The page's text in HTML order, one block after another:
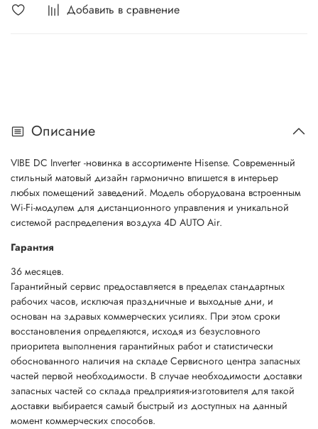
Добавить в сравнение
Описание
VIBE DC Inverter -новинка в ассортименте Hisense. Современный
стильный матовый дизайн гармонично впишется в интерьер
любых помещений заведений. Модель оборудована встроенным
Wi-Fi-модулем для дистанционного управления и уникальной
системой распределения воздуха 4D AUTO Air.
Гарантия
36 месяцев.
Гарантийный сервис предоставляется в пределах стандартных
рабочих часов, исключая праздничные и выходные дни, и
основан на здравых коммерческих усилиях. При этом сроки
восстановления определяются, исходя из безусловного
приоритета выполнения гарантийных работ и статистически
обоснованного наличия на складе Сервисного центра запасных
частей первой необходимости. В случае необходимости доставки
запасных частей со склада предприятия-изготовителя для такой
доставки выбирается самый быстрый из доступных на данный
момент коммерческих способов.